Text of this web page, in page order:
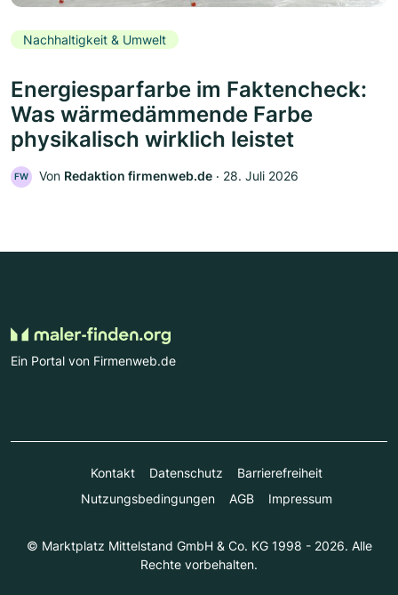
Nachhaltigkeit & Umwelt
Energiesparfarbe im Faktencheck:
Was wärmedämmende Farbe
physikalisch wirklich leistet
FW Von Redaktion firmenweb.de ‧ 28. Juli 2026
Ein Portal von Firmenweb.de
Kontakt Datenschutz
Barrierefreiheit
Nutzungsbedingungen
AGB Impressum
© Marktplatz Mittelstand GmbH & Co. KG 1998 - 2026. Alle
Rechte vorbehalten.